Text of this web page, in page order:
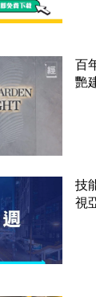
百
艷
技
視